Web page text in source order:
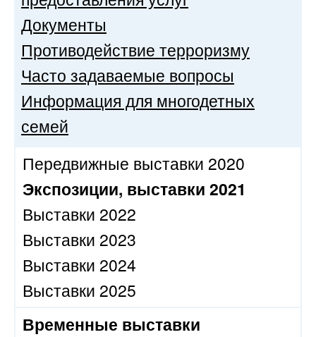
Документы
Противодействие терроризму
Часто задаваемые вопросы
Информация для многодетных
семей
Передвижные выставки 2020
Экспозиции, выставки 2021
Выставки 2022
Выставки 2023
Выставки 2024
Выставки 2025
Временные выставки